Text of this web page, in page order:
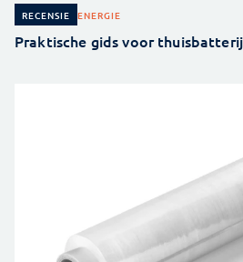
RECENSIE ENERGIE
Praktische gids voor